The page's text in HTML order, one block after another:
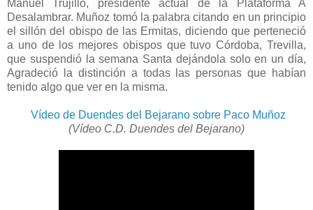
Manuel Trujillo, presidente actual de la Plataforma A
Desalambrar. Muñoz tomó la palabra citando en un principio
el sillón del obispo de las Ermitas, diciendo que perteneció
a uno de los mejores obispos que tuvo Córdoba, Trevilla,
que suspendió la semana Santa dejándola solo en un día,
Agradeció la distinción a todas las personas que habían
tenido algo que ver en la misma.
Vídeo de Duendes del Bejarano sobre Paco Muñoz
(Vídeo C.D. Duendes del Bejarano)